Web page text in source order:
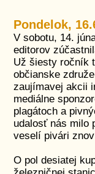
Pondelok,
V sobotu, 14.
editorov
Už šiesty ročník
občianske
zaujímavej akcii
mediálne
plagátoch a
udalosť nás milo
veselí pivári
O pol desiatej